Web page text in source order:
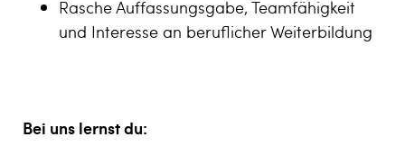
Rasche Auffassungsgabe, Teamfähigkeit
und Interesse an beruflicher Weiterbildung
Bei uns lernst du: